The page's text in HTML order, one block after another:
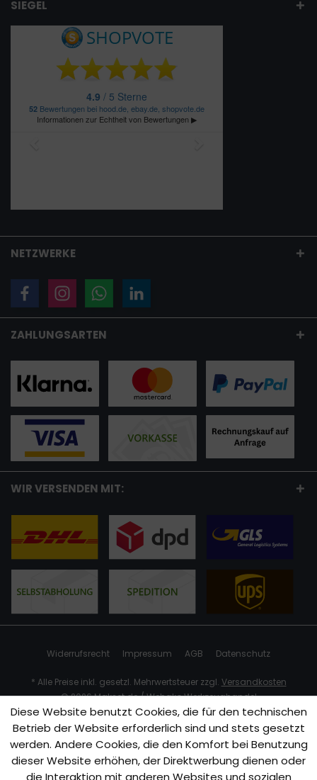
SIEGEL
NETZWERKE
ZAHLUNGSARTEN
WIR VERSENDEN MIT:
Widerrufsrecht Impressum AGB Datenschutz
* Alle Preise inkl. gesetzl. Mehrwertsteuer zzgl. Versandkosten
© 2026 Makset.de / Wehako Werkzeughandel
Diese Website benutzt Cookies, die für den technischen
Betrieb der Website erforderlich sind und stets gesetzt
werden. Andere Cookies, die den Komfort bei Benutzung
dieser Website erhöhen, der Direktwerbung dienen oder
die Interaktion mit anderen Websites und sozialen